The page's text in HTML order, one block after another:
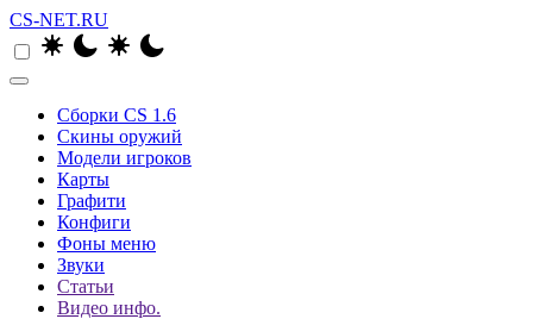
CS-NET.RU
Сборки CS 1.6
Скины оружий
Модели игроков
Карты
Графити
Конфиги
Фоны меню
Звуки
Статьи
Видео инфо.